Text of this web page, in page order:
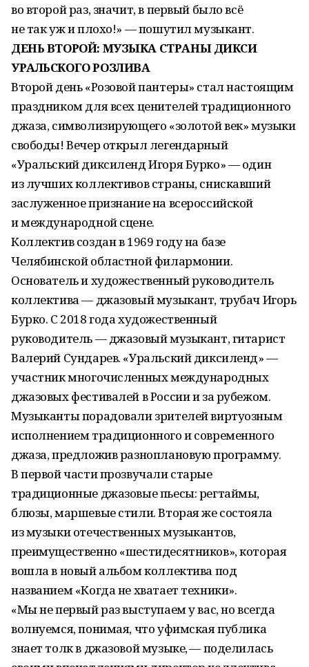
во второй раз, значит, в первый было всё
не так уж и плохо!» — пошутил музыкант.
ДЕНЬ ВТОРОЙ: МУЗЫКА СТРАНЫ ДИКСИ
УРАЛЬСКОГО РОЗЛИВА
Второй день «Розовой пантеры» стал настоящим
праздником для всех ценителей традиционного
джаза, символизирующего «золотой век» музыки
свободы! Вечер открыл легендарный
«Уральский диксиленд Игоря Бурко» — один
из лучших коллективов страны, снискавший
заслуженное признание на всероссийской
и международной сцене.
Коллектив создан в 1969 году на базе
Челябинской областной филармонии.
Основатель и художественный руководитель
коллектива — джазовый музыкант, трубач Игорь
Бурко. С 2018 года художественный
руководитель — джазовый музыкант, гитарист
Валерий Сундарев. «Уральский диксиленд» —
участник многочисленных международных
джазовых фестивалей в России и за рубежом.
Музыканты порадовали зрителей виртуозным
исполнением традиционного и современного
джаза, предложив разноплановую программу.
В первой части прозвучали старые
традиционные джазовые пьесы: регтаймы,
блюзы, маршевые стили. Вторая же состояла
из музыки отечественных музыкантов,
преимущественно «шестидесятников», которая
вошла в новый альбом коллектива под
названием «Когда не хватает техники».
«Мы не первый раз выступаем у вас, но всегда
волнуемся, понимая, что уфимская публика
знает толк в джазовой музыке, — поделилась